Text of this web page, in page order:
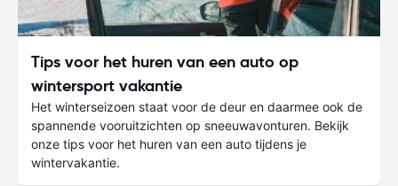
Tips voor het huren van een auto op
wintersport vakantie
Het winterseizoen staat voor de deur en daarmee ook de
spannende vooruitzichten op sneeuwavonturen. Bekijk
onze tips voor het huren van een auto tijdens je
wintervakantie.